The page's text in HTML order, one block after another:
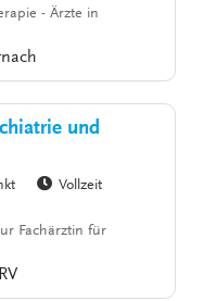
- Ärzte in
und
Vollzeit
Fachärztin für